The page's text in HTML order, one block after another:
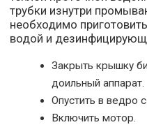
трубки изнутри
необходимо
водой и
Закрыть крышку
доильный аппарат.
Опустить в ведро
Включить мотор.